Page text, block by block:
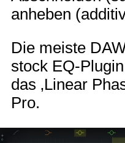
anheben
Die meiste
stock EQ-
das ‚Linear
Pro.